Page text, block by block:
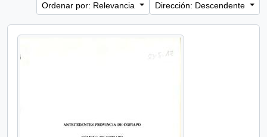
Ordenar por: Relevancia
Dirección: Descendente